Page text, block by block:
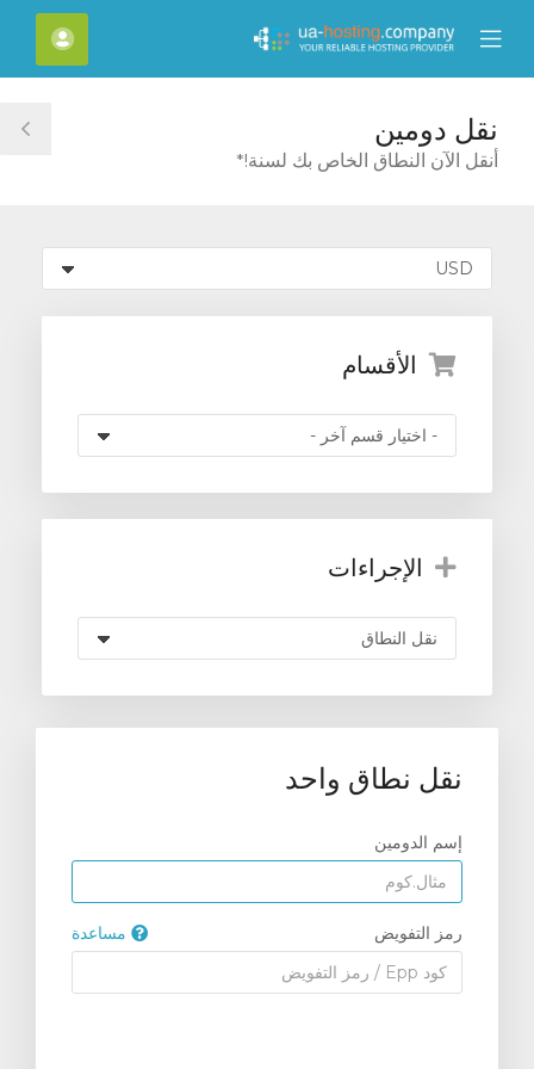
Mobile
Menu
نقل دومين
أنقل الآن النطاق الخاص بك لسنة!*
الأقسام
الإجراءات
نقل نطاق واحد
إسم الدومين
رمز التفويض مساعدة